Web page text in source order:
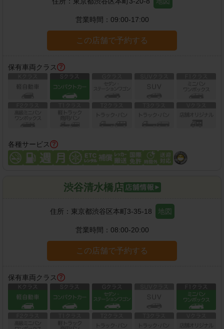
営業時間： 09:00-17:00
この店舗で予約する
保有車両クラス
各種サービス
渋谷清水橋店
住所： 東京都渋谷区本町3-35-18 地図
営業時間： 08:00-20:00
この店舗で予約する
保有車両クラス